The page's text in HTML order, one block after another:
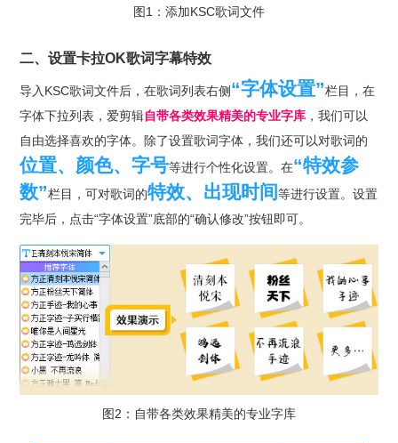
图1：添加KSC歌词文件
二、设置卡拉OK歌词字幕特效
导入KSC歌词文件后，在歌词列表右侧 “字体设置”栏目，在
字体下拉列表，爱剪辑自带各类效果精美的专业字库，我们可以
自由选择喜欢的字体。除了设置歌词字体，我们还可以对歌词的
位置、颜色、字号等进行个性化设置。在“特效参
数”栏目，可对歌词的特效、出现时间等进行设置。设置
完毕后，点击“字体设置”底部的“确认修改”按钮即可。
图2：自带各类效果精美的专业字库